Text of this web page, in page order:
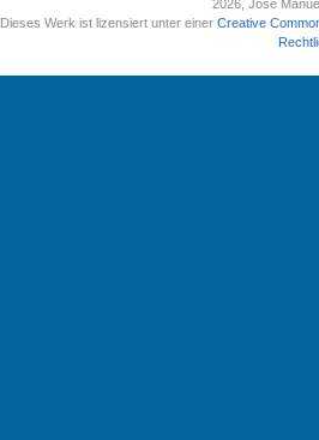
2026 , José
Dieses Werk ist lizensiert unter einer Creative